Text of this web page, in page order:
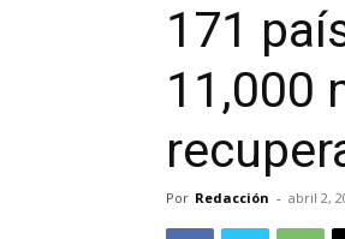
171
11,000
Por Redacción - abril 2,